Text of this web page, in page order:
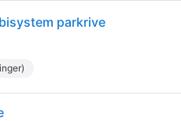
parkrive